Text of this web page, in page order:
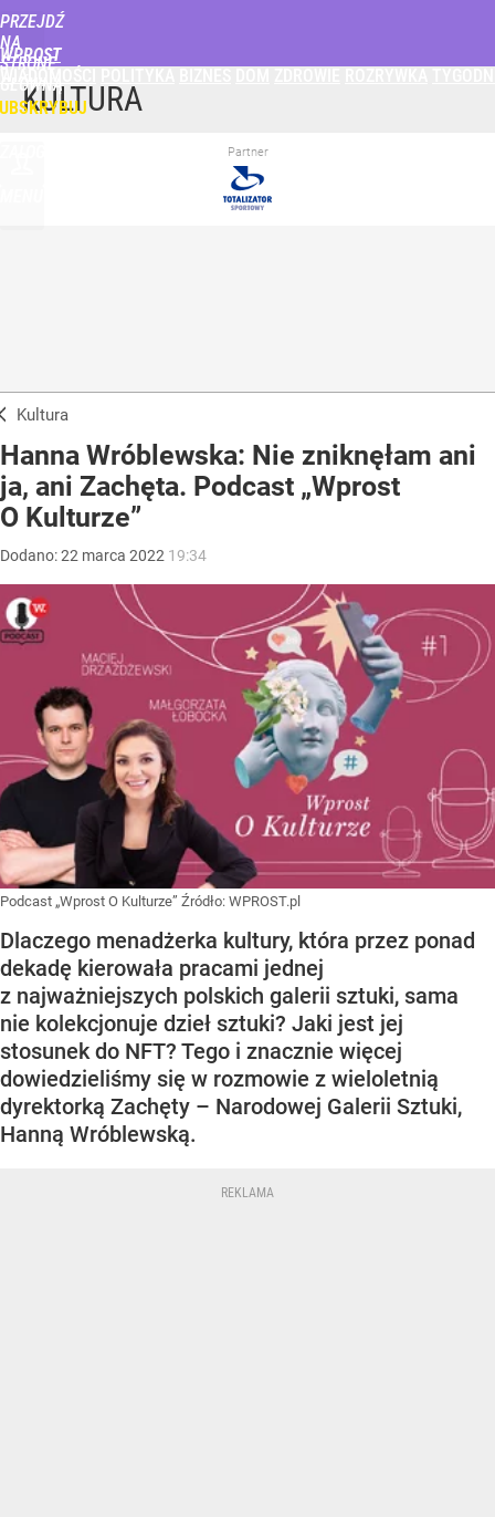
PRZEJDŹ
NA
STRONĘ
GŁÓWNĄ
WPROST
KULTURA
Partner
Kultura
Hanna Wróblewska: Nie zniknęłam ani
ja, ani Zachęta. Podcast „Wprost
O Kulturze”
Dodano:22 marca 2022 19:34
Podcast „Wprost O Kulturze” Źródło: WPROST.pl
Dlaczego menadżerka kultury, która przez ponad
dekadę kierowała pracami jednej
z najważniejszych polskich galerii sztuki, sama
nie kolekcjonuje dzieł sztuki? Jaki jest jej
stosunek do NFT? Tego i znacznie więcej
dowiedzieliśmy się w rozmowie z wieloletnią
dyrektorką Zachęty – Narodowej Galerii Sztuki,
Hanną Wróblewską.